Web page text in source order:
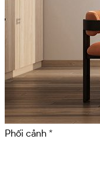
Phối cảnh *